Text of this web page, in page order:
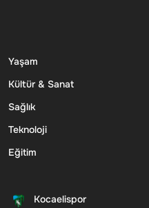
Yaşam
Kültür & Sanat
Sağlık
Teknoloji
Eğitim
Kocaelispor